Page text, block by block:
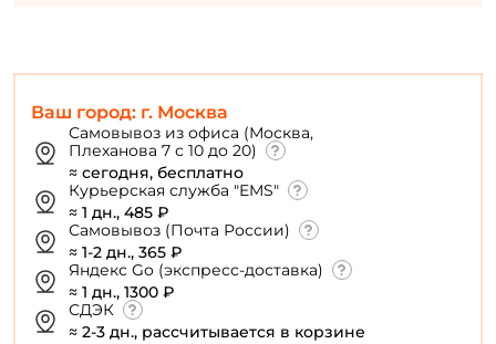
Ваш город: г. Москва
Самовывоз из офиса (Москва,
Плеханова 7 с 10 до 20)
≈ сегодня, бесплатно
Курьерская служба "EMS"
≈ 1 дн., 485 ₽
Самовывоз (Почта России)
≈ 1-2 дн., 365 ₽
Яндекс Go (экспресс-доставка)
≈ 1 дн., 1300 ₽
СДЭК
≈ 2-3 дн., рассчитывается в корзине